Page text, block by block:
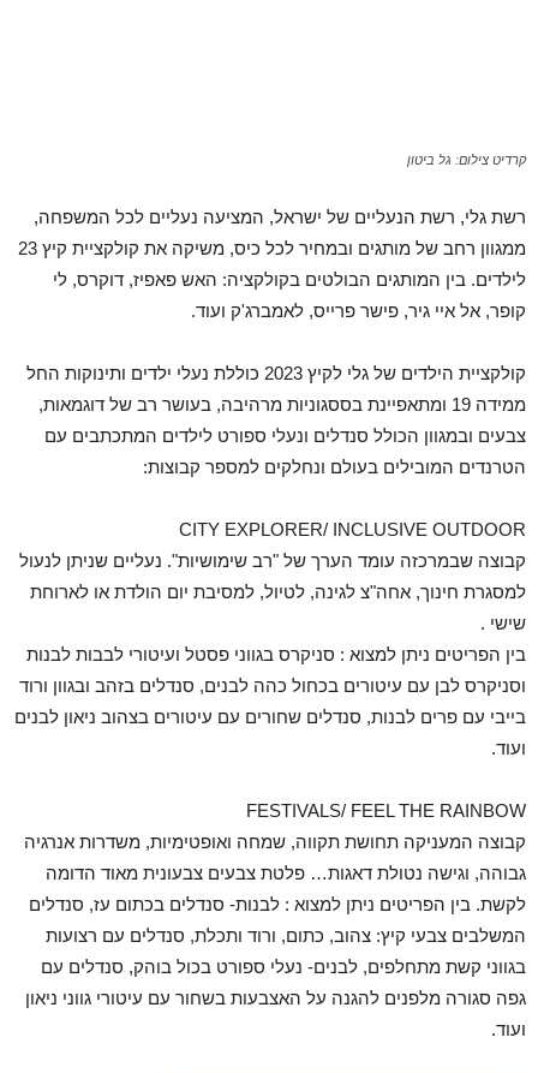
קרדיט צילום: גל ביטון
רשת גלי, רשת הנעליים של ישראל, המציעה נעליים לכל המשפחה,
ממגוון רחב של מותגים ובמחיר לכל כיס, משיקה את קולקציית קיץ 23
לילדים. בין המותגים הבולטים בקולקציה: האש פאפיז, דוקרס, לי
קופר, אל איי גיר, פישר פרייס, לאמברג'ק ועוד.
קולקציית הילדים של גלי לקיץ 2023 כוללת נעלי ילדים ותינוקות החל
ממידה 19 ומתאפיינת בססגוניות מרהיבה, בעושר רב של דוגמאות,
צבעים ובמגוון הכולל סנדלים ונעלי ספורט לילדים המתכתבים עם
הטרנדים המובילים בעולם ונחלקים למספר קבוצות:
CITY EXPLORER/ INCLUSIVE OUTDOOR
קבוצה שבמרכזה עומד הערך של "רב שימושיות". נעליים שניתן לנעול
למסגרת חינוך, אחה"צ לגינה, לטיול, למסיבת יום הולדת או לארוחת
שישי .
בין הפריטים ניתן למצוא : סניקרס בגווני פסטל ועיטורי לבבות לבנות
וסניקרס לבן עם עיטורים בכחול כהה לבנים, סנדלים בזהב ובגוון ורוד
בייבי עם פרים לבנות, סנדלים שחורים עם עיטורים בצהוב ניאון לבנים
ועוד.
FESTIVALS/ FEEL THE RAINBOW
קבוצה המעניקה תחושת תקווה, שמחה ואופטימיות, משדרות אנרגיה
גבוהה, וגישה נטולת דאגות… פלטת צבעים צבעונית מאוד הדומה
לקשת. בין הפריטים ניתן למצוא : לבנות- סנדלים בכתום עז, סנדלים
המשלבים צבעי קיץ: צהוב, כתום, ורוד ותכלת, סנדלים עם רצועות
בגווני קשת מתחלפים, לבנים- נעלי ספורט בכול בוהק, סנדלים עם
גפה סגורה מלפנים להגנה על האצבעות בשחור עם עיטורי גווני ניאון
ועוד.